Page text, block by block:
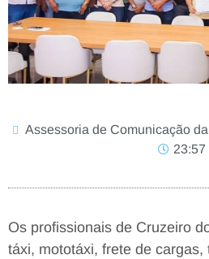
Assessoria de Comunicação
23:57
Os profissionais de Cruzeiro
táxi, mototáxi, frete de cargas,